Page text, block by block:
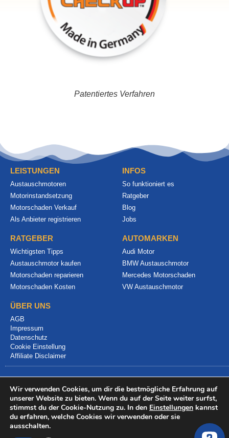
Patentiertes Verfahren
LEISTUNGEN
Austauschmotoren
Motorinstandsetzung
Motorschaden Verkauf
Als Anbieter registrieren
INFOS
So funktioniert es
Ratgeber
Blog
Jobs
RATGEBER
Wichtigsten Tipps
Austauschmotor kaufen
Motorschaden reparieren
Motorschaden Kosten
AUTOMARKEN
Audi Motor
BMW Austauschmotor
Mercedes Motorschaden
VW Austauschmotor
ÜBER UNS
AGB
Impressum
Datenschutz
Cookie Einstellung
Affiliate Disclaimer
© 2024 info@motorschadenvergleich.de
Wir verwenden Cookies, um dir die bestmögliche Erfahrung auf
unserer Website zu bieten. Wenn du auf der Seite weiter surfst,
stimmst du der Cookie-Nutzung zu. In den Einstellungen kannst
du erfahren, welche Cookies wir verwenden oder sie
ausschalten.